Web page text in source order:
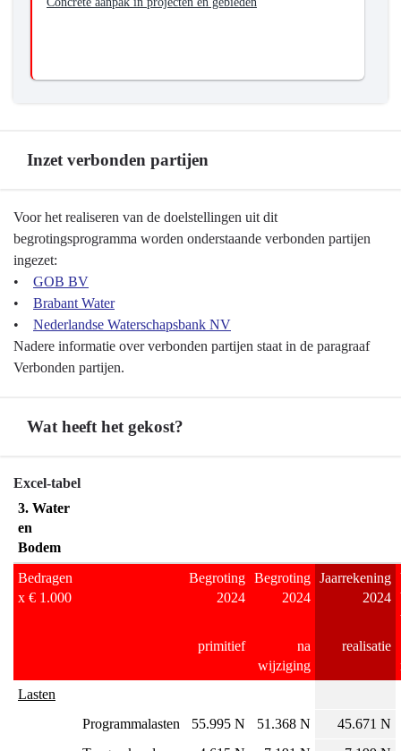
Inzet verbonden partijen
Terug
naar
navigatie
Programma
Water
Voor het realiseren van de doelstellingen uit dit
begrotingsprogramma worden onderstaande verbonden partijen
ingezet:
• GOB BV
• Brabant Water
• Nederlandse Waterschapsbank NV
Nadere informatie over verbonden partijen staat in de paragraaf
Verbonden partijen.
Wat heeft het gekost?
Terug
naar
navigatie
Programma
Wat
Excel-tabel
3. Water
en
Bodem
Bedragen
x € 1.000
Begroting
2024
Begroting
2024
Jaarrekening
2024
primitief
na
wijziging
realisatie
Lasten
Programmalasten
55.995 N 51.368 N
45.671 N